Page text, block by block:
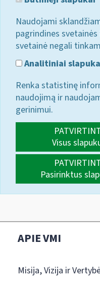
Naudojami
pagrindines
svetainė negali
Analitiniai
Renka statistinę
naudojimą ir
gerinimui.
Visus
Pasirinktus
APIE VMI
Misija, Vizija ir